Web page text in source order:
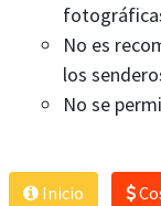
No es
los
No se
Inicio